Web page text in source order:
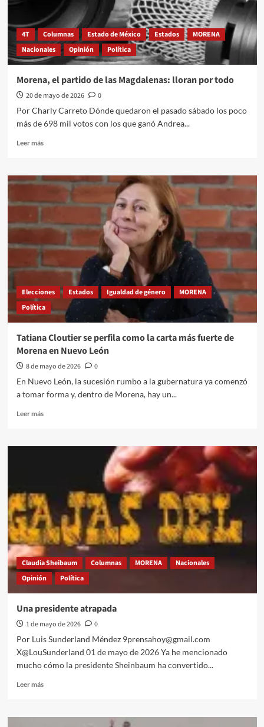
4T Columnas Estado de México Estados
MORENA
Nacionales
Opinión Política
Morena, el partido de las Magdalenas: lloran por todo
20 de mayo de 2026
0
Por Charly Carreto Dónde quedaron el pasado sábado los poco
más de 698 mil votos con los que ganó Andrea...
Leer másLeer
Morena,
el
de
Magdalenas:
lloran
por
todo
Elecciones Estados Igualdad de género
MORENA
Política
Tatiana Cloutier se perfila como la carta más fuerte de
Morena en Nuevo León
8 de mayo de 2026
0
En Nuevo León, la sucesión rumbo a la gubernatura ya comenzó
a tomar forma y, dentro de Morena, hay un...
Leer másLeer
Tatiana
la
carta
más
fuerte
de
Morena
en
Nuevo
Claudia Sheibaum Columnas MORENA
Nacionales
Opinión
Política
Una presidente atrapada
1 de mayo de 2026
0
Por Luis Sunderland Méndez 9prensahoy@gmail.com
X@LouSunderland 01 de mayo de 2026 Ya he mencionado
mucho cómo la presidente Sheinbaum ha convertido...
Leer másLeer
Una